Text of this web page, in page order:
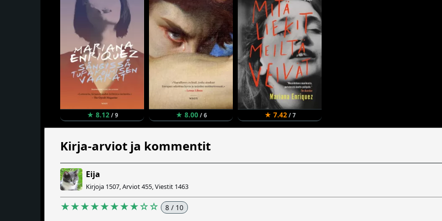
★ 8.12/ 9 ★ 8.00/ 6 ★ 7.42/ 7
Kirja-arviot ja kommentit
Eija
Kirjoja 1507, Arviot 455, Viestit 1463
★★★★★★★★☆☆ 8 / 10